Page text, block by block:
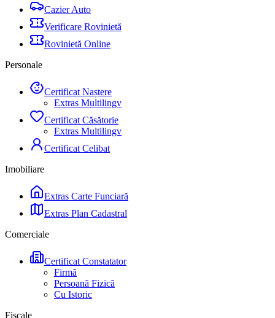
Cazier Auto
Verificare Rovinietă
Rovinietă Online
Personale
Certificat Naștere
Extras Multilingv
Certificat Căsătorie
Extras Multilingv
Certificat Celibat
Imobiliare
Extras Carte Funciară
Extras Plan Cadastral
Comerciale
Certificat Constatator
Firmă
Persoană Fizică
Cu Istoric
Fiscale